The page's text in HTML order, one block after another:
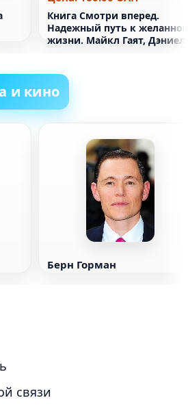
Книга Смотри вперед.
Надежный путь к
жизни. Майкл Гаят, Дэниел
и кино
Берн Горман
связи